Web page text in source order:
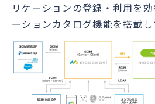
リケーションの登録・利用を
ーションカタログ機能を搭載し